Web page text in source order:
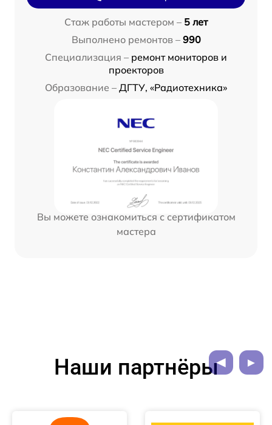
Стаж работы мастером – 5 лет
Выполнено ремонтов – 990
Специализация – ремонт мониторов и
проекторов
Образование – ДГТУ, «Радиотехника»
Вы можете ознакомиться с сертификатом
мастера
Наши партнёры